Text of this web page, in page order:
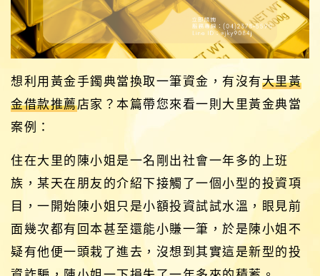
想利用黃金手鐲典當換取一筆資金，有沒有大里黃
金借款推薦店家？本篇帶您來看一則大里黃金典當
案例：
住在大里的陳小姐是一名剛出社會一年多的上班
族，某天在朋友的介紹下接觸了一個小型的投資項
目，一開始陳小姐只是小額投資試試水溫，眼見前
面幾次都有回本甚至還能小賺一筆，於是陳小姐不
疑有他便一頭栽了進去，沒想到其實這是新型的投